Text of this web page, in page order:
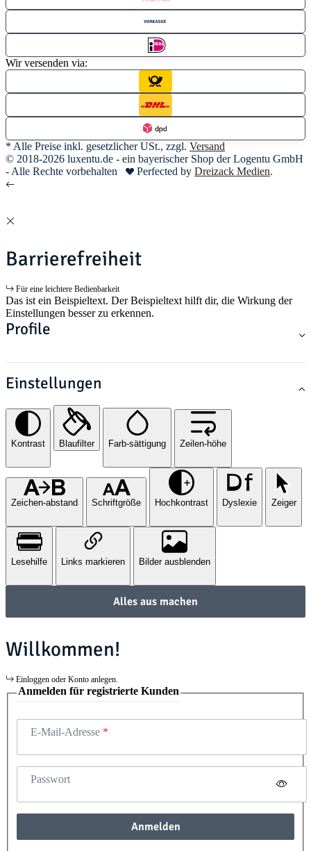
Wir versenden via:
* Alle Preise inkl. gesetzlicher USt., zzgl. Versand
© 2018-2026 luxentu.de - ein bayerischer Shop der Logentu GmbH
- Alle Rechte vorbehalten
Perfected by Dreizack Medien.
Barrierefreiheit
Für eine leichtere Bedienbarkeit
Das ist ein Beispieltext. Der Beispieltext hilft dir, die Wirkung der
Einstellungen besser zu erkennen.
Profile
Einstellungen
Kontrast Blaufilter Farb-sättigung Zeilen-höhe
Zeichen-abstand Schriftgröße Hochkontrast Dyslexie Zeiger
Lesehilfe Links markieren Bilder ausblenden
Alles aus machen
Willkommen!
Einloggen oder Konto anlegen.
Anmelden für registrierte Kunden
E-Mail-Adresse
Passwort
Anmelden